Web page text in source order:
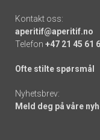
Kontakt oss:
aperitif@aperitif.no
Telefon +47 21 45 61
Ofte stilte spørsmål
Nyhetsbrev:
Meld deg på våre